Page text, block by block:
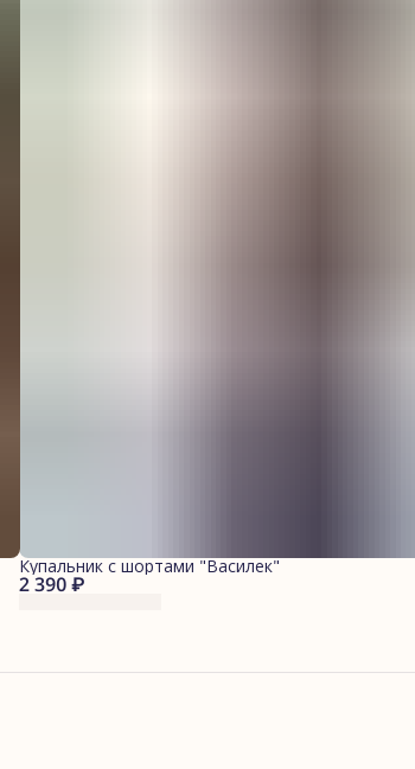
2 390 ₽
Купальник с шортами "Василек"